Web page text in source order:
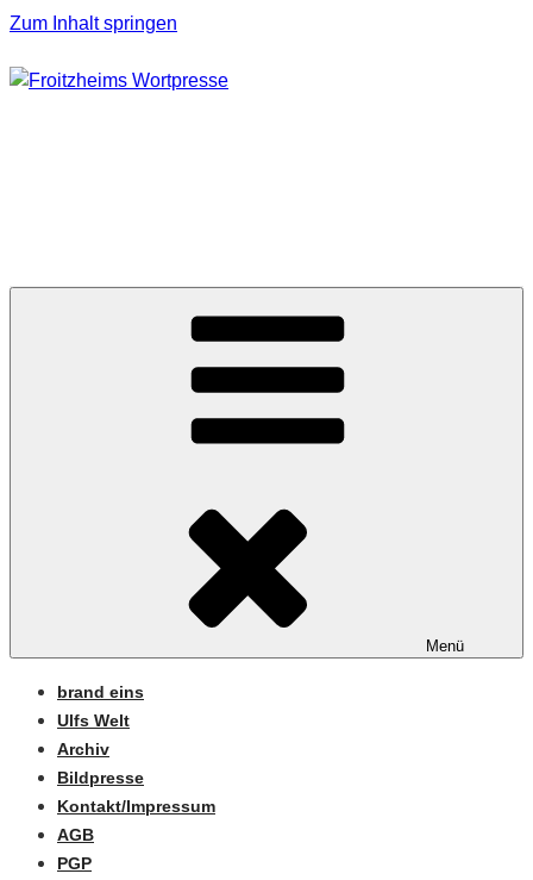
Zum Inhalt springen
Menü
brand eins
Ulfs Welt
Archiv
Bildpresse
Kontakt/Impressum
AGB
PGP